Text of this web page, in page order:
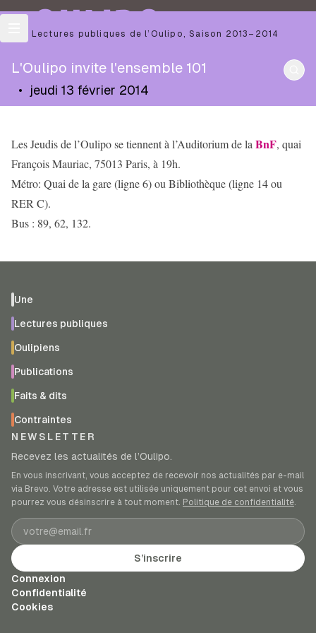
OULIPO
Les Lectures publiques de l’Oulipo ,Saison 2013–2014
L'Oulipo invite l'ensemble 101
• jeudi 13 février 2014
Les Jeudis de l’Oulipo se tiennent à l’Auditorium de la BnF, quai
François Mauriac, 75013 Paris, à 19h.
Métro: Quai de la gare (ligne 6) ou Bibliothèque (ligne 14 ou
RER C).
Bus : 89, 62, 132.
Une
Lectures publiques
Oulipiens
Publications
Faits & dits
Contraintes
NEWSLETTER
Recevez les actualités de l’Oulipo.
En vous inscrivant, vous acceptez de recevoir nos actualités par e-mail
via Brevo. Votre adresse est utilisée uniquement pour cet envoi et vous
pourrez vous désinscrire à tout moment. Politique de confidentialité.
Adresse e-mail
S’inscrire
Connexion
Confidentialité
Cookies